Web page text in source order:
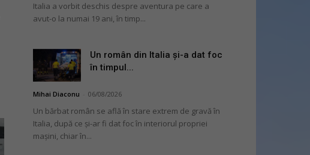
Italia a vorbit deschis despre aventura pe care a
avut-o la numai 19 ani, în timp...
Un român din Italia și-a dat foc
în timpul...
Mihai Diaconu 06/08/2026
Un bărbat român se află în stare extrem de gravă în
Italia, după ce și-ar fi dat foc în interiorul propriei
mașini, chiar în...